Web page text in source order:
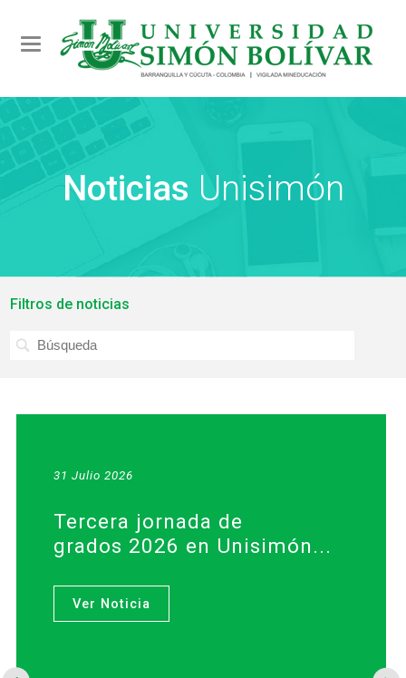
Toggle navigation
Noticias Unisimón
Filtros de noticias
31 Julio 2026
Tercera jornada de
grados 2026 en Unisimón...
Ver Noticia